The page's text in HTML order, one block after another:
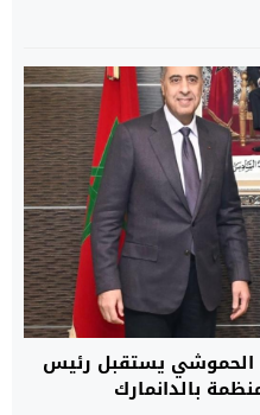
الحموشي يستقبل رئيس
بالدانمارك